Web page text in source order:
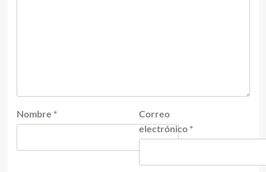
Nombre *
Correo
electrónico *